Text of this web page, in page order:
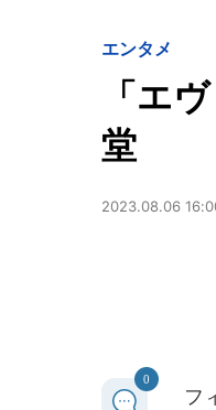
エンタメ
「エ
堂
2023.08.06
0
フ